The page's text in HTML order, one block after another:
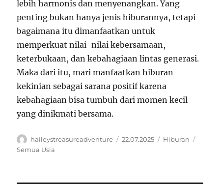
lebih harmonis dan menyenangkan. Yang
penting bukan hanya jenis hiburannya, tetapi
bagaimana itu dimanfaatkan untuk
memperkuat nilai-nilai kebersamaan,
keterbukaan, dan kebahagiaan lintas generasi.
Maka dari itu, mari manfaatkan hiburan
kekinian sebagai sarana positif karena
kebahagiaan bisa tumbuh dari momen kecil
yang dinikmati bersama.
Author
haileystreasureadventure
Posted
22.07.2025 Categories
Hiburan
Semua Usia